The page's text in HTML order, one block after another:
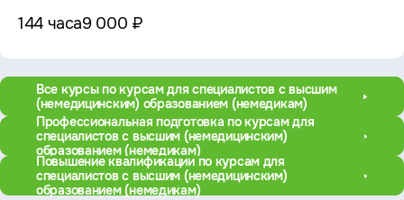
144 часа9 000 ₽
Все курсы по курсам для специалистов с высшим
(немедицинским) образованием (немедикам)
Профессиональная подготовка по курсам для
специалистов с высшим (немедицинским)
образованием (немедикам)
Повышение квалификации по курсам для
специалистов с высшим (немедицинским)
образованием (немедикам)